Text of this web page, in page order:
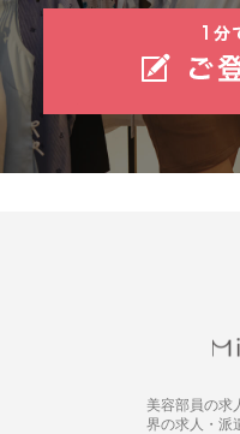
美容部員の求
界の求人・派